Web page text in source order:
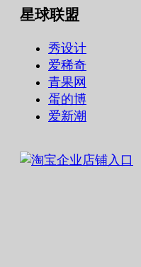
星球联盟
秀设计
爱稀奇
青果网
蛋的博
爱新潮